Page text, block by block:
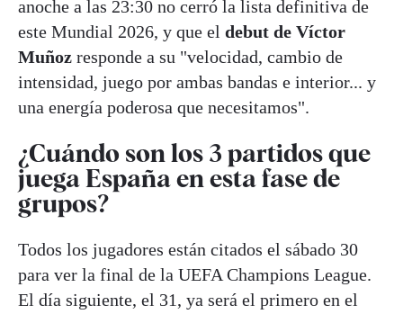
anoche a las 23:30 no cerró la lista definitiva de
este Mundial 2026, y que el debut de Víctor
Muñoz responde a su "velocidad, cambio de
intensidad, juego por ambas bandas e interior... y
una energía poderosa que necesitamos".
¿Cuándo son los 3 partidos que
juega España en esta fase de
grupos?
Todos los jugadores están citados el sábado 30
para ver la final de la UEFA Champions League.
El día siguiente, el 31, ya será el primero en el